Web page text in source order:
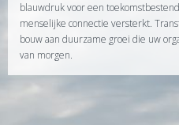
blauwdruk voor een
menselijke connectie versterkt.
bouw aan duurzame groei die uw
van morgen.